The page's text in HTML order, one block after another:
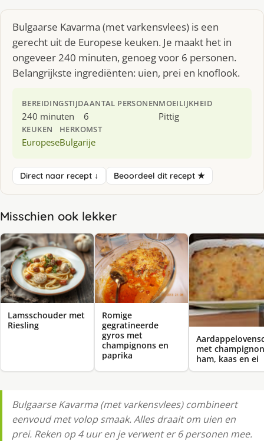
Bulgaarse Kavarma (met varkensvlees) is een
gerecht uit de Europese keuken. Je maakt het in
ongeveer 240 minuten, genoeg voor 6 personen.
Belangrijkste ingrediënten: uien, prei en knoflook.
BEREIDINGSTIJD
240 minuten
AANTAL PERSONEN
6
MOEILIJKHEID
Pittig
KEUKEN
Europese
HERKOMST
Bulgarije
Direct naar recept ↓ Beoordeel dit recept ★
Misschien ook lekker
Lamsschouder met
Riesling
Romige
gegratineerde
gyros met
champignons en
paprika
met
ham, kaas en ei
Bulgaarse Kavarma (met varkensvlees) combineert
eenvoud met volop smaak. Alles draait om uien en
prei. Reken op 4 uur en je verwent er 6 personen mee.